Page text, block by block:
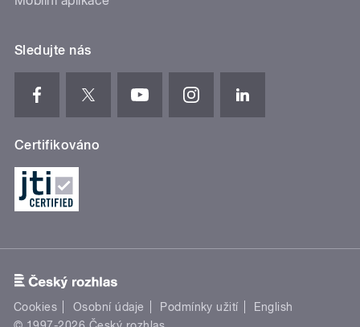
Sledujte nás
Certifikováno
Cookies Osobní údaje Podmínky užití
English